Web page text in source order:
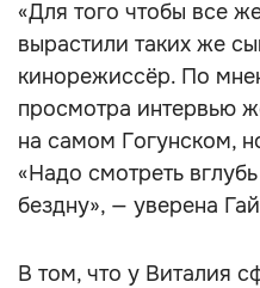
«Для того чтобы все
вырастили таких же
кинорежиссёр. По
просмотра интервью
на самом Гогунском,
«Надо смотреть
бездну», — уверена
В том, что у Виталия